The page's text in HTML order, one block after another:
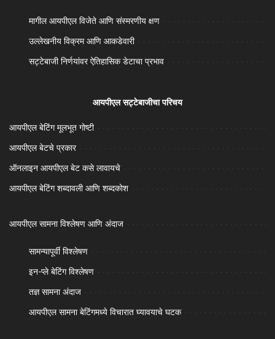
मागील आयपीएल विजेते आणि संस्मरणीय क्षण
उल्लेखनीय विक्रम आणि आकडेवारी
सट्टेबाजी निर्णयांवर ऐतिहासिक डेटाचा प्रभाव
आयपीएल सट्टेबाजीचा परिचय
आयपीएल बेटिंग मूलभूत गोष्टी
आयपीएल बेटचे प्रकार
ऑनलाइन आयपीएल बेट कसे लावायचे
आयपीएल बेटिंग शब्दावली आणि शब्दकोश
आयपीएल सामना विश्लेषण आणि अंदाज
सामन्यापूर्वी विश्लेषण
इन-प्ले बेटिंग विश्लेषण
तज्ञ सामना अंदाज
आयपीएल सामना बेटिंगमध्ये विचारात घ्यावयाचे घटक